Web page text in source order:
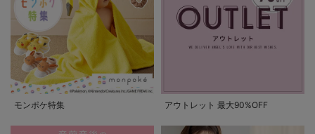
モンポケ特集 アウトレット 最大90%OFF